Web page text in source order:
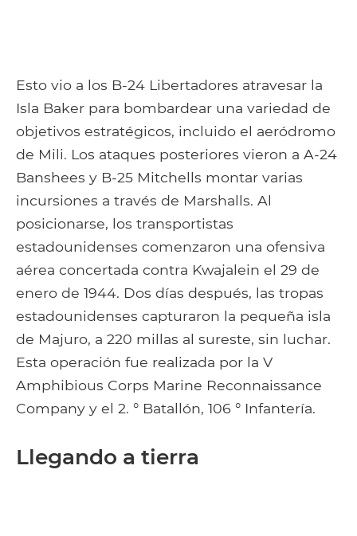
Esto vio a los B-24 Libertadores atravesar la
Isla Baker para bombardear una variedad de
objetivos estratégicos, incluido el aeródromo
de Mili. Los ataques posteriores vieron a A-24
Banshees y B-25 Mitchells montar varias
incursiones a través de Marshalls. Al
posicionarse, los transportistas
estadounidenses comenzaron una ofensiva
aérea concertada contra Kwajalein el 29 de
enero de 1944. Dos días después, las tropas
estadounidenses capturaron la pequeña isla
de Majuro, a 220 millas al sureste, sin luchar.
Esta operación fue realizada por la V
Amphibious Corps Marine Reconnaissance
Company y el 2. ° Batallón, 106 ° Infantería.
Llegando a tierra